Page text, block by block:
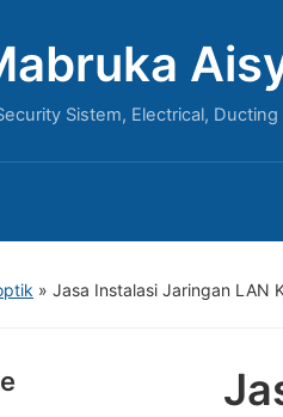
Sistem, Electrical,
» Jasa Instalasi Jaringan LAN